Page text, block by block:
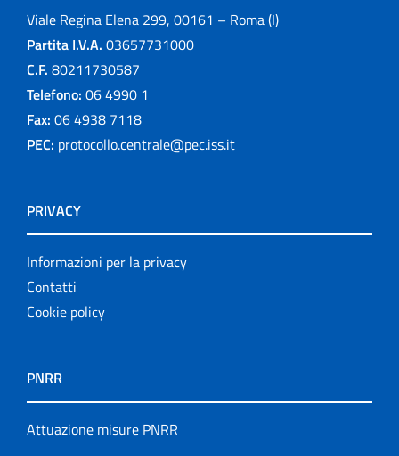
Viale Regina Elena 299, 00161 – Roma (I)
Partita I.V.A. 03657731000
C.F. 80211730587
Telefono: 06 4990 1
Fax: 06 4938 7118
PEC: protocollo.centrale@pec.iss.it
PRIVACY
Informazioni per la privacy
Contatti
Cookie policy
PNRR
Attuazione misure PNRR